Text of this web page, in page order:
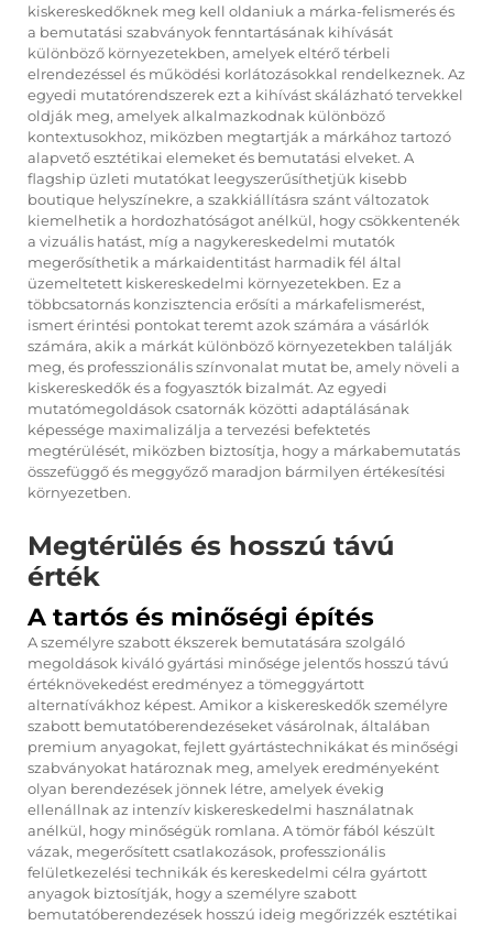
kiskereskedőknek meg kell oldaniuk a márka-felismerés és
a bemutatási szabványok fenntartásának kihívását
különböző környezetekben, amelyek eltérő térbeli
elrendezéssel és működési korlátozásokkal rendelkeznek. Az
egyedi mutatórendszerek ezt a kihívást skálázható tervekkel
oldják meg, amelyek alkalmazkodnak különböző
kontextusokhoz, miközben megtartják a márkához tartozó
alapvető esztétikai elemeket és bemutatási elveket. A
flagship üzleti mutatókat leegyszerűsíthetjük kisebb
boutique helyszínekre, a szakkiállításra szánt változatok
kiemelhetik a hordozhatóságot anélkül, hogy csökkentenék
a vizuális hatást, míg a nagykereskedelmi mutatók
megerősíthetik a márkaidentitást harmadik fél által
üzemeltetett kiskereskedelmi környezetekben. Ez a
többcsatornás konzisztencia erősíti a márkafelismerést,
ismert érintési pontokat teremt azok számára a vásárlók
számára, akik a márkát különböző környezetekben találják
meg, és professzionális színvonalat mutat be, amely növeli a
kiskereskedők és a fogyasztók bizalmát. Az egyedi
mutatómegoldások csatornák közötti adaptálásának
képessége maximalizálja a tervezési befektetés
megtérülését, miközben biztosítja, hogy a márkabemutatás
összefüggő és meggyőző maradjon bármilyen értékesítési
környezetben.
Megtérülés és hosszú távú
érték
A tartós és minőségi építés
A személyre szabott ékszerek bemutatására szolgáló
megoldások kiváló gyártási minősége jelentős hosszú távú
értéknövekedést eredményez a tömeggyártott
alternatívákhoz képest. Amikor a kiskereskedők személyre
szabott bemutatóberendezéseket vásárolnak, általában
premium anyagokat, fejlett gyártástechnikákat és minőségi
szabványokat határoznak meg, amelyek eredményeként
olyan berendezések jönnek létre, amelyek évekig
ellenállnak az intenzív kiskereskedelmi használatnak
anélkül, hogy minőségük romlana. A tömör fából készült
vázak, megerősített csatlakozások, professzionális
felületkezelési technikák és kereskedelmi célra gyártott
anyagok biztosítják, hogy a személyre szabott
bemutatóberendezések hosszú ideig megőrizzék esztétikai